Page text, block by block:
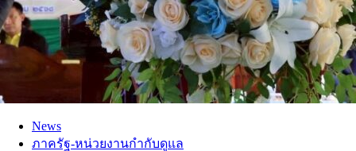
News
ภาครัฐ-หน่วยงานกำกับดูแล